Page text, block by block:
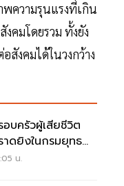
พความรุนแรงที่เกิน
คมโดยรวม ทั้งยัง
งคมได้ในวงกว้าง
อบครัวผู้เสียชีวิต
าดยิงในกรมยุทธ
น.